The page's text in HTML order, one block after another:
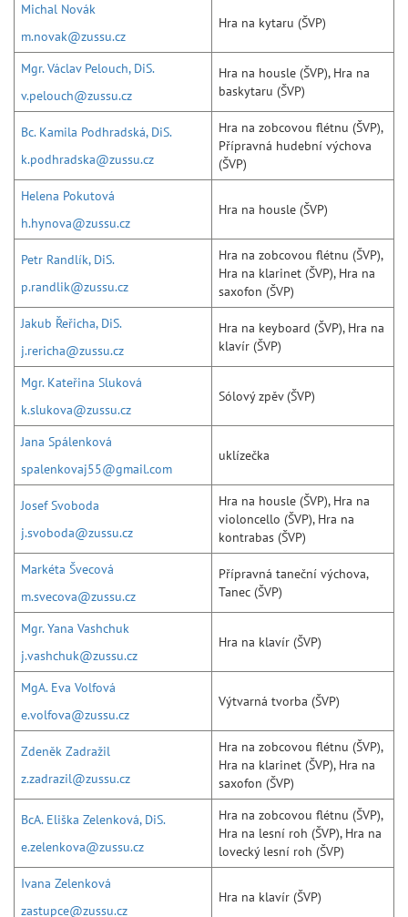
Michal Novák
m.novak@zussu.cz
Hra na kytaru (ŠVP)
Mgr. Václav Pelouch, DiS.
v.pelouch@zussu.cz
Hra na housle (ŠVP), Hra na
baskytaru (ŠVP)
Bc. Kamila Podhradská, DiS.
k.podhradska@zussu.cz
Hra na zobcovou flétnu (ŠVP),
Přípravná hudební výchova
(ŠVP)
Helena Pokutová
h.hynova@zussu.cz
Hra na housle (ŠVP)
Petr Randlík, DiS.
p.randlik@zussu.cz
Hra na zobcovou flétnu (ŠVP),
Hra na klarinet (ŠVP), Hra na
saxofon (ŠVP)
Jakub Řeřicha, DiS.
j.rericha@zussu.cz
Hra na keyboard (ŠVP), Hra na
klavír (ŠVP)
Mgr. Kateřina Sluková
k.slukova@zussu.cz
Sólový zpěv (ŠVP)
Jana Spálenková
spalenkovaj55@gmail.com
uklízečka
Josef Svoboda
j.svoboda@zussu.cz
Hra na housle (ŠVP), Hra na
violoncello (ŠVP), Hra na
kontrabas (ŠVP)
Markéta Švecová
m.svecova@zussu.cz
Přípravná taneční výchova,
Tanec (ŠVP)
Mgr. Yana Vashchuk
j.vashchuk@zussu.cz
Hra na klavír (ŠVP)
MgA. Eva Volfová
e.volfova@zussu.cz
Výtvarná tvorba (ŠVP)
Zdeněk Zadražil
z.zadrazil@zussu.cz
Hra na zobcovou flétnu (ŠVP),
Hra na klarinet (ŠVP), Hra na
saxofon (ŠVP)
BcA. Eliška Zelenková, DiS.
e.zelenkova@zussu.cz
Hra na zobcovou flétnu (ŠVP),
Hra na lesní roh (ŠVP), Hra na
lovecký lesní roh (ŠVP)
Ivana Zelenková
zastupce@zussu.cz
Hra na klavír (ŠVP)